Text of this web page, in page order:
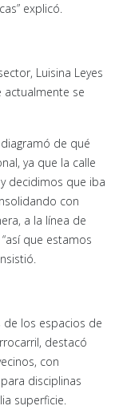
explicó.
Luisina Leyes
se
de qué
ya que la calle
decidimos que iba
con
a la línea de
que estamos
los espacios de
destacó
con
disciplinas
superficie.